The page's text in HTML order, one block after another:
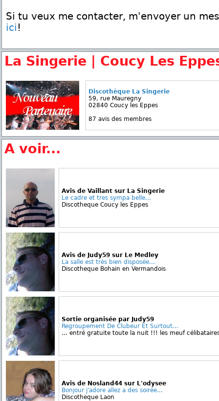
Si tu veux me contacter, m'envoyer un
ici !
La Singerie | Coucy Les
Discothèque La Singerie
59, rue Mauregny
02840 Coucy les Eppes
87 avis des membres
A voir...
Avis de Vaillant sur La Singerie
Le cadre et tres sympa belle...
Discotheque Coucy les Eppes
Avis de Judy59 sur Le Medley
La salle est très bien disposée...
Discotheque Bohain en Vermandois
Sortie organisée par Judy59
Regroupement De Clubeur Et Surtout...
... entré gratuite toute la nuit !!! les meuf
Avis de Nosland44 sur L'odysee
Bonjour j'adore allez a des soirée...
Discotheque Laon